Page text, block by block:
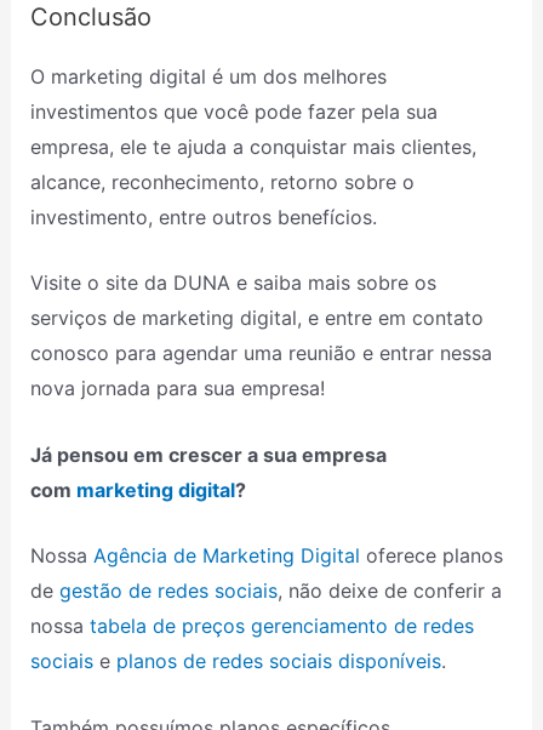
Conclusão
O marketing digital é um dos melhores
investimentos que você pode fazer pela sua
empresa, ele te ajuda a conquistar mais clientes,
alcance, reconhecimento, retorno sobre o
investimento, entre outros benefícios.
Visite o site da DUNA e saiba mais sobre os
serviços de marketing digital, e entre em contato
conosco para agendar uma reunião e entrar nessa
nova jornada para sua empresa!
Já pensou em crescer a sua empresa
com marketing digital?
Nossa Agência de Marketing Digital oferece planos
de gestão de redes sociais, não deixe de conferir a
nossa tabela de preços gerenciamento de redes
sociaise planos de redes sociais disponíveis.